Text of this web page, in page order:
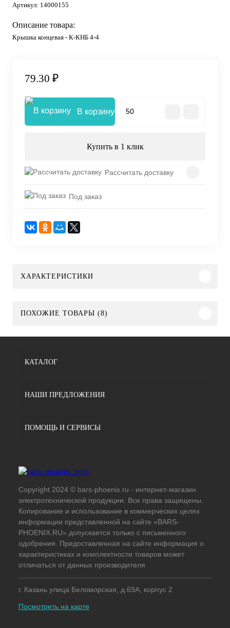
Артикул: 14000155
Описание товара:
Крышка концевая - К-КНБ 4-4
79.30 ₽
В корзину
Купить в 1 клик
Рассчитать доставку
Под заказ
ХАРАКТЕРИСТИКИ
ПОХОЖИЕ ТОВАРЫ (8)
КАТАЛОГ
НАШИ ПРЕДЛОЖЕНИЯ
ПОМОЩЬ И СЕРВИСЫ
Copyright 2024 © bars-phoenix.ru - интернет-магазин
электротехнической продукции. Все права защищены.
Копирование и использование в коммерческих целях
информации представленной на сайте «BARS-
PHOENIX.RU» допускается только с письменного
одобрения. Предоставленная на сайте информация о
характеристиках и комплектности товаров может
отличаться от данных производителя
г. Казань улица Беломорская, д.69А, корпус 2
Посмотреть на карте